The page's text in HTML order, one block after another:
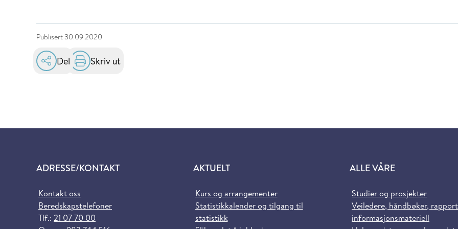
Publisert 30.09.2020
Del Skriv ut
ADRESSE/KONTAKT
Kontakt oss
Beredskapstelefoner
Tlf.: 21 07 70 00
AKTUELT
Kurs og arrangementer
Statistikkalender og tilgang til
statistikk
ALLE VÅRE
Studier og prosjekter
Veiledere, håndbøker,
informasjonsmateriell